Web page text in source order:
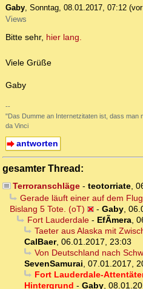
Gaby, Sonntag, 08.01.2017, 07:12
Views
Bitte sehr, hier lang.
Viele Grüße
Gaby
--
"Das Dumme an Internetzitaten ist, dass man
da Vinci
antworten
gesamter Thread:
Terroranschläge- teotorriate,
Gerade läuft einer auf dem
Bislang 5 Tote. (oT)
- Gaby,
Fort Lauderdale- EfÃ­mera,
Taeter aus Alaska mit
CalBaer, 06.01.2017, 23:03
Von Deutschland nach
SevenSamurai, 07.01.2017,
Fort Lauderdale-
Hintergrund - Gaby,